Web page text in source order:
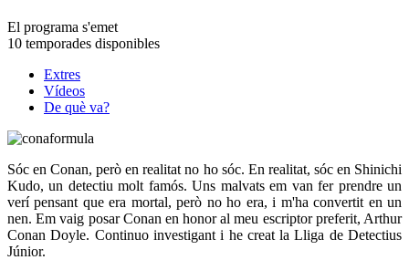
El programa s'emet
10 temporades disponibles
Extres
Vídeos
De què va?
Sóc en Conan, però en realitat no ho sóc. En realitat, sóc en Shinichi
Kudo, un detectiu molt famós. Uns malvats em van fer prendre un
verí pensant que era mortal, però no ho era, i m'ha convertit en un
nen. Em vaig posar Conan en honor al meu escriptor preferit, Arthur
Conan Doyle. Continuo investigant i he creat la Lliga de Detectius
Júnior.